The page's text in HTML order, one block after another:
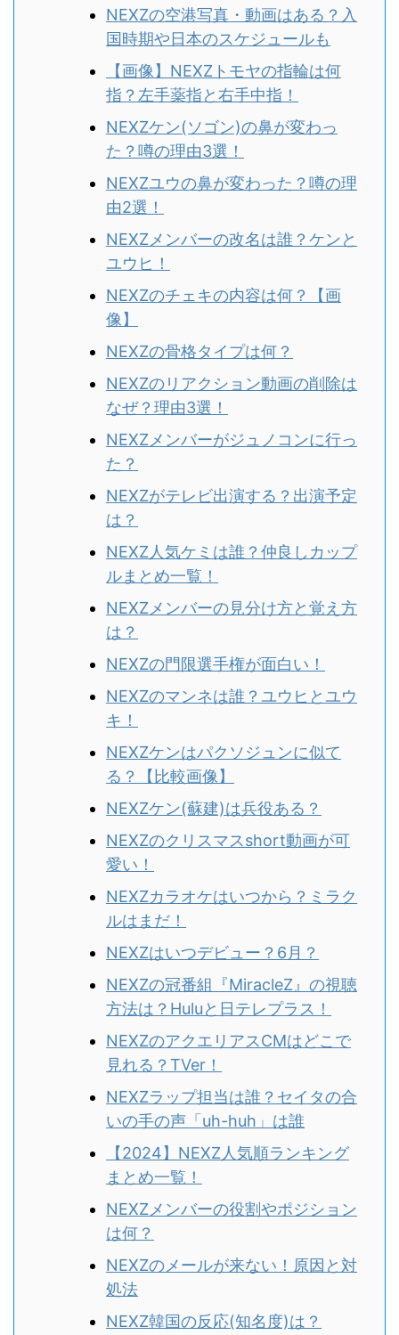
NEXZの空港写真・動画はある？入
国時期や日本のスケジュールも
【画像】NEXZトモヤの指輪は何
指？左手薬指と右手中指！
NEXZケン(ソゴン)の鼻が変わっ
た？噂の理由3選！
NEXZユウの鼻が変わった？噂の理
由2選！
NEXZメンバーの改名は誰？ケンと
ユウヒ！
NEXZのチェキの内容は何？【画
像】
NEXZの骨格タイプは何？
NEXZのリアクション動画の削除は
なぜ？理由3選！
NEXZメンバーがジュノコンに行っ
た？
NEXZがテレビ出演する？出演予定
は？
NEXZ人気ケミは誰？仲良しカップ
ルまとめ一覧！
NEXZメンバーの見分け方と覚え方
は？
NEXZの門限選手権が面白い！
NEXZのマンネは誰？ユウヒとユウ
キ！
NEXZケンはパクソジュンに似て
る？
【比較画像】
NEXZケン(蘇建)は兵役ある？
NEXZのクリスマスshort動画が可
愛い！
NEXZカラオケはいつから？ミラク
ルはまだ！
NEXZはいつデビュー？6月？
NEXZの冠番組『MiracleZ』の視聴
方法は？Huluと日テレプラス！
NEXZのアクエリアスCMはどこで
見れる？TVer！
NEXZラップ担当は誰？セイタの合
いの手の声「uh-huh」は誰
【2024】NEXZ人気順ランキング
まとめ一覧！
NEXZメンバーの役割やポジション
は何？
NEXZのメールが来ない！原因と対
処法
NEXZ韓国の反応(知名度)は？